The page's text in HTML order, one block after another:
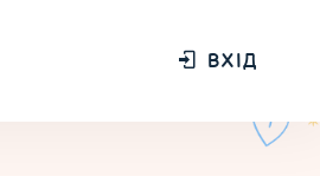
ВХІД